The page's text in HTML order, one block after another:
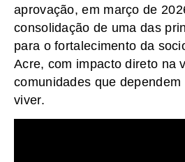
aprovação, em março de
consolidação de uma das
para o fortalecimento da
Acre, com impacto direto na
comunidades que
viver.